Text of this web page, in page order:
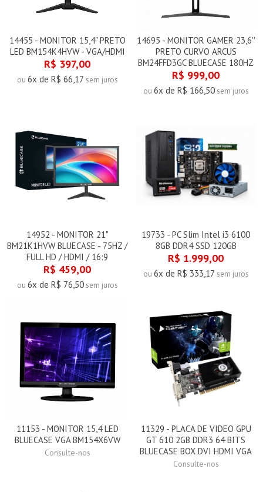
14455 - MONITOR 15,4" PRETO
LED BM154K4HVW - VGA/HDMI
R$ 397,00
ou 6x de R$ 66,17 sem juros
14695 - MONITOR GAMER 23,6''
PRETO CURVO ARCUS
BM24FFD3GC BLUECASE 180HZ
R$ 999,00
ou 6x de R$ 166,50sem juros
14952 - MONITOR 21"
BM21K1HVW BLUECASE - 75HZ /
FULL HD / HDMI / 16:9
R$ 459,00
ou 6x de R$ 76,50sem juros
19733 - PC Slim Intel i3 6100
8GB DDR4 SSD 120GB
R$ 1.999,00
ou 6x de R$ 333,17 sem juros
11153 - MONITOR 15,4 LED
BLUECASE VGA BM154X6VW
Consulte-nos
11329 - PLACA DE VIDEO GPU
GT 610 2GB DDR3 64 BITS
BLUECASE BOX DVI HDMI VGA
Consulte-nos